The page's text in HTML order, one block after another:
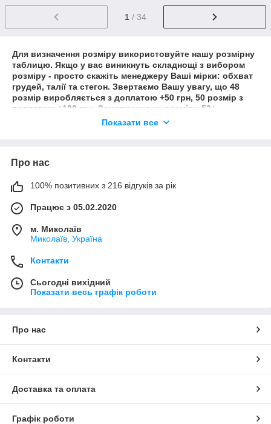
1 / 34
Для визначення розміру використовуйте нашу розмірну
таблицю. Якщо у вас виникнуть складнощі з вибором
розміру - просто скажіть менеджеру Ваші мірки: обхват
грудей, талії та стегон. Звертаємо Вашу увагу, що 48
розмір виробляється з доплатою +50 грн, 50 розмір з
доплатою +100 грн. Замовлення на розміри 52+
обговорюються з менеджером окремо.
Показати все
Про нас
100% позитивних з 216 відгуків за рік
Працює з 05.02.2020
м. Миколаїв
Миколаїв, Україна
Контакти
Сьогодні вихідний
Показати весь графік роботи
Про нас
Контакти
Доставка та оплата
Графік роботи